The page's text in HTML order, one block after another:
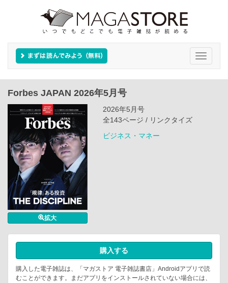
Toggle
Forbes JAPAN 2026年5月号
拡大
2026年5月号
全143ページ / リンクタイズ
ビジネス・マネー
購入する
購入した電子雑誌は、「マガストア 電子雑誌書店」Androidアプリで読
むことができます。まだアプリをインストールされていない場合には、